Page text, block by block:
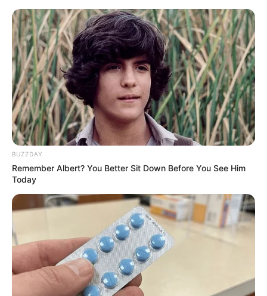
BUZZDAY
Remember Albert? You Better Sit Down Before You See Him
Today